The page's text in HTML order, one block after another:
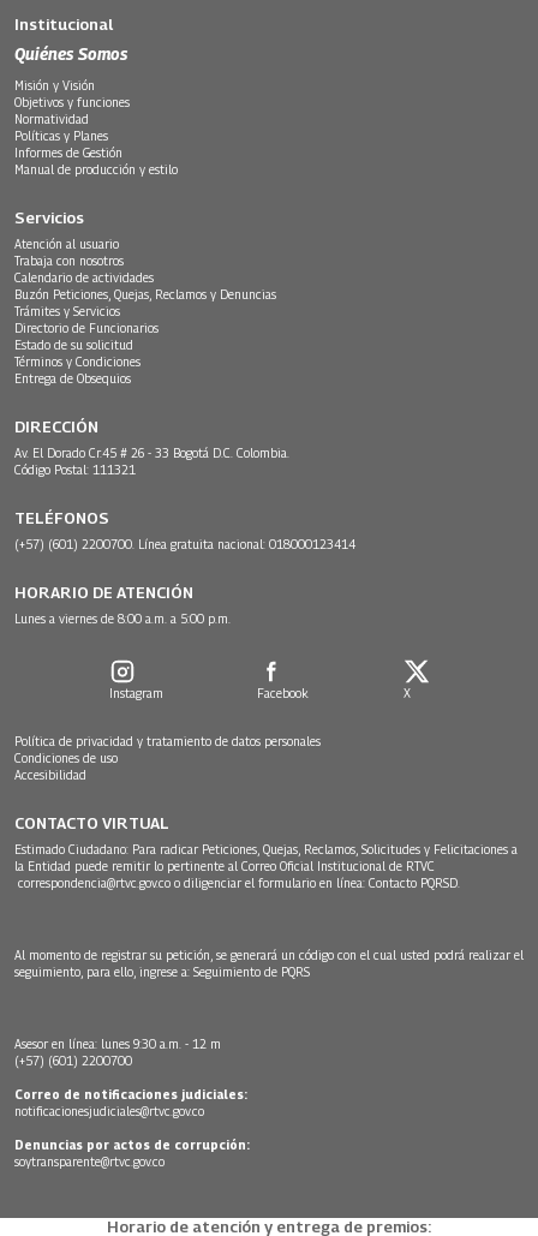
Institucional
Quiénes Somos
Misión y Visión
Objetivos y funciones
Normatividad
Políticas y Planes
Informes de Gestión
Manual de producción y estilo
Servicios
Atención al usuario
Trabaja con nosotros
Calendario de actividades
Buzón Peticiones, Quejas, Reclamos y Denuncias
Trámites y Servicios
Directorio de Funcionarios
Estado de su solicitud
Términos y Condiciones
Entrega de Obsequios
DIRECCIÓN
Av. El Dorado Cr.45 # 26 - 33 Bogotá D.C. Colombia.
Código Postal: 111321
TELÉFONOS
(+57) (601) 2200700. Línea gratuita nacional: 018000123414
HORARIO DE ATENCIÓN
Lunes a viernes de 8:00 a.m. a 5:00 p.m.
Instagram Facebook X
Política de privacidad y tratamiento de datos personales
Condiciones de uso
Accesibilidad
CONTACTO VIRTUAL
Estimado Ciudadano: Para radicar Peticiones, Quejas, Reclamos, Solicitudes y Felicitaciones a
la Entidad puede remitir lo pertinente al Correo Oficial Institucional de RTVC
correspondencia@rtvc.gov.co o diligenciar el formulario en línea: Contacto PQRSD.
Al momento de registrar su petición, se generará un código con el cual usted podrá realizar el
seguimiento, para ello, ingrese a: Seguimiento de PQRS
Asesor en línea: lunes 9:30 a.m. - 12 m
(+57) (601) 2200700
Correo de notificaciones judiciales:
notificacionesjudiciales@rtvc.gov.co
Denuncias por actos de corrupción:
soytransparente@rtvc.gov.co
Horario de atención y entrega de premios: